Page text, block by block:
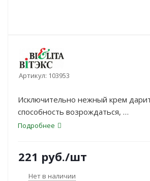
Артикул: 103953
Исключительно нежный крем
способность возрождаться,
увлажняя и стимулируя кожу. Он
уход и защиту.
Специальные запатентованные
Подробнее
221 руб./шт
Нет в наличии